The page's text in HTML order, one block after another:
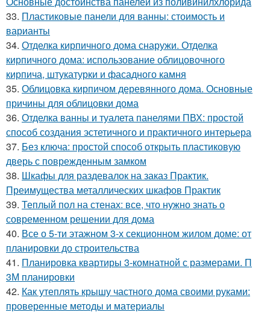
33. Пластиковые панели для ванны: стоимость и
варианты
34. Отделка кирпичного дома снаружи. Отделка
кирпичного дома: использование облицовочного
кирпича, штукатурки и фасадного камня
35. Облицовка кирпичом деревянного дома. Основные
причины для облицовки дома
36. Отделка ванны и туалета панелями ПВХ: простой
способ создания эстетичного и практичного интерьера
37. Без ключа: простой способ открыть пластиковую
дверь с поврежденным замком
38. Шкафы для раздевалок на заказ Практик.
Преимущества металлических шкафов Практик
39. Теплый пол на стенах: все, что нужно знать о
современном решении для дома
40. Все о 5-ти этажном 3-х секционном жилом доме: от
планировки до строительства
41. Планировка квартиры 3-комнатной с размерами. П
3М планировки
42. Как утеплять крышу частного дома своими руками:
проверенные методы и материалы